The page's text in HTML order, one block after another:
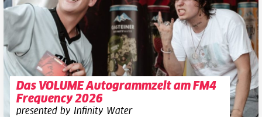
Das VOLUME Autogrammzelt am FM4
Frequency 2026
presented by Infinity Water